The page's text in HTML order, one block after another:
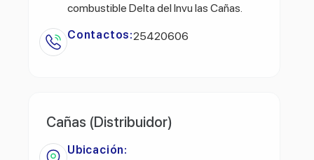
combustible Delta del Invu las Cañas.
Contactos:25420606
Cañas (Distribuidor)
Ubicación: